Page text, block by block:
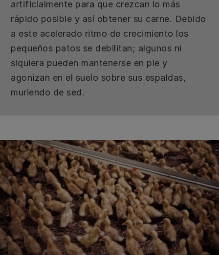
artificialmente para que crezcan lo más
rápido posible y así obtener su carne. Debido
a este acelerado ritmo de crecimiento los
pequeños patos se debilitan; algunos ni
siquiera pueden mantenerse en pie y
agonizan en el suelo sobre sus espaldas,
muriendo de sed.